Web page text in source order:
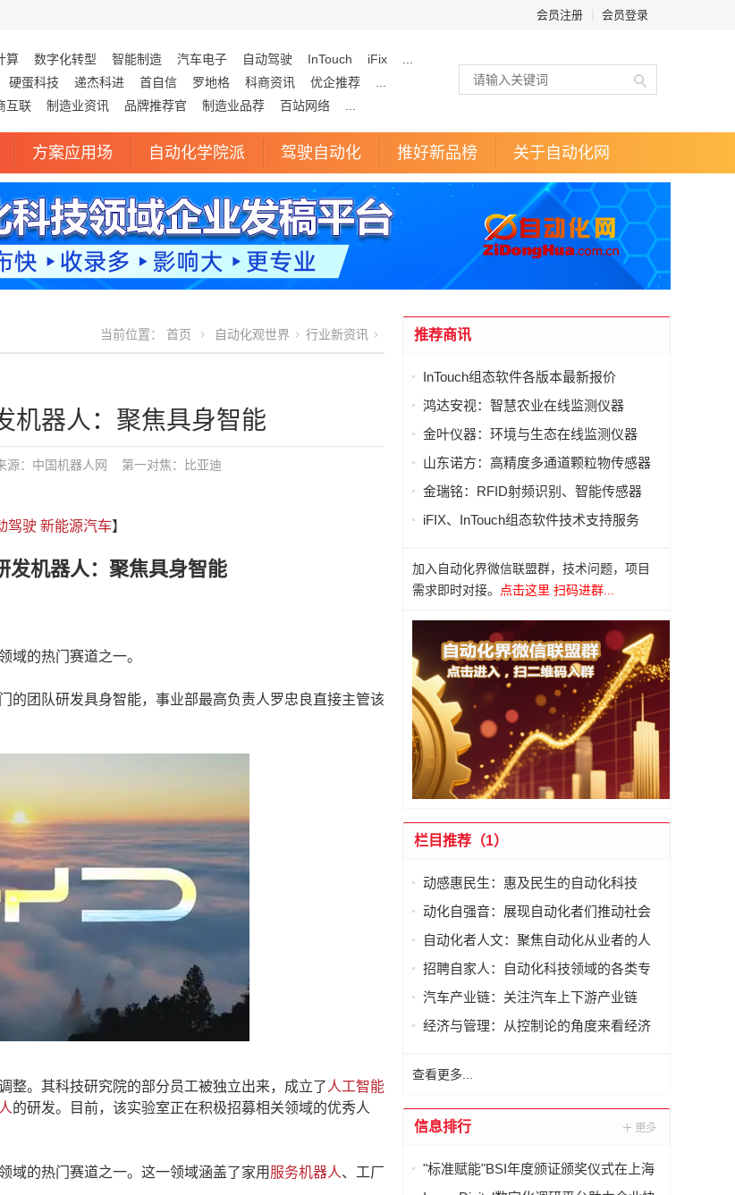
会员注册 会员登录
算 数字化转型 智能制造 汽车电子 自动驾驶 InTouch iFix
硬蛋科技 递杰科进 首自信 罗地格 科商资讯 优企推荐
互联 制造业资讯 品牌推荐官 制造业品荐 百站网络
方案应用场 自动化学院派 驾驶自动化 推好新品榜 关于自动化网
当前位置： 首页 自动化观世界 行业新资讯
机器人：聚焦具身智能
：中国机器人网 第一对焦： 比亚迪
驾驶 新能源汽车】
机器人：聚焦具身智能
的热门赛道之一。
团队研发具身智能，事业部最高负责人罗忠良直接主管该
。其科技研究院的部分员工被独立出来，成立了 人工智能
的研发。目前，该实验室正在积极招募相关领域的优秀人
的热门赛道之一。这一领域涵盖了家用 服务机器人、工厂
推荐商讯
InTouch组态软件各版本最新报价
鸿达安视：智慧农业在线监测仪器
金叶仪器：环境与生态在线监测仪器
山东诺方：高精度多通道颗粒物传感器
金瑞铭：RFID射频识别、智能传感器
iFIX、InTouch组态软件技术支持服务
加入自动化界微信联盟群，技术问题，项目
需求即时对接。
点击这里 扫码进群...
栏目推荐（1）
动感惠民生：惠及民生的自动化科技
动化自强音：展现自动化者们推动社会
进步发出的响亮声音
自动化者人文：聚焦自动化从业者的人
文思考
招聘自家人：自动化科技领域的各类专
家及人才需求资讯
汽车产业链：关注汽车上下游产业链
经济与管理：从控制论的角度来看经济
查看更多...
信息排行
"标准赋能"BSI年度颁证颁奖仪式在上海
举行